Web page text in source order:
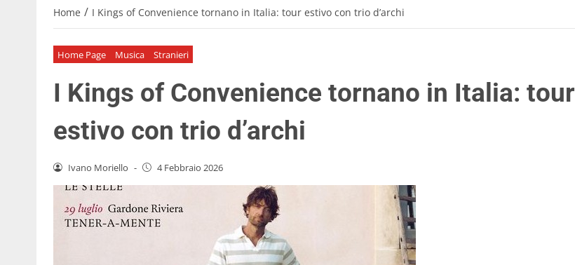
Home / I Kings of Convenience tornano in Italia: tour estivo con trio d’archi
Home Page Musica Stranieri
I Kings of Convenience tornano in Italia: tour
estivo con trio d’archi
Ivano Moriello - 4 Febbraio 2026